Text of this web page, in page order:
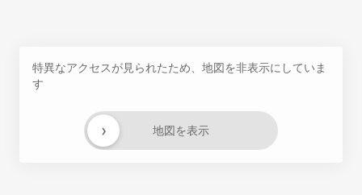
特異なアクセスが見られたため、地図を非表示にしていま
す
地図を表示
›